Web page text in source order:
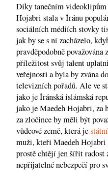
Díky tanečním videoklipům
Hojabri stala v Íránu
sociálních médiích stovky
jak by se s ní zacházelo,
pravděpodobně považována
příležitost svůj talent
veřejnosti a byla by zvána
televizních pořadů. Ale ve
jako je Íránská islámská
jako je Maedeh Hojabri, za
za zločince by měli být
vůdcové země, která je
muži, kteří Maedeh
prostě chtějí jen šířit radost
nepřijatelné nebezpečí pro